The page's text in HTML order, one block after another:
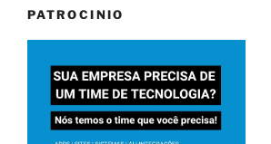
PATROCINIO